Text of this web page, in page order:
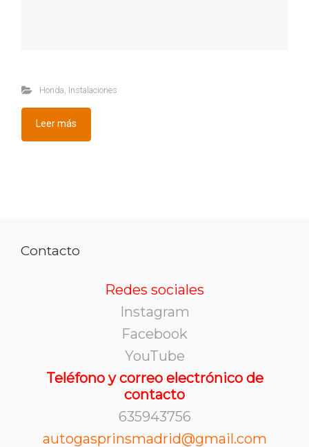
Honda Instalaciones
Leer más
Contacto
Redes sociales
Instagram
Facebook
YouTube
Teléfono y correo electrónico de
contacto
635943756
autogasprinsmadrid@gmail.com